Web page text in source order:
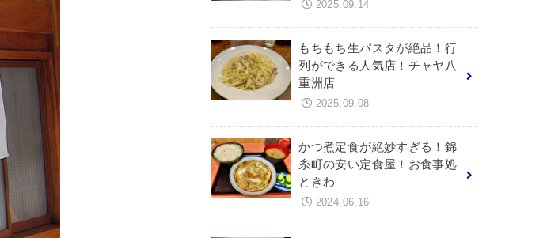
2025.09.14
もちもち生パスタが絶品！行
列ができる人気店！チャヤ八
重洲店
2025.09.08
かつ煮定食が絶妙すぎる！錦
糸町の安い定食屋！お食事処
ときわ
2024.06.16